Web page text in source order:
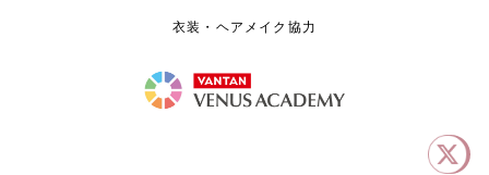
衣装・ヘアメイク協力